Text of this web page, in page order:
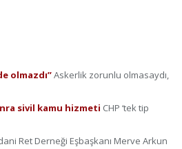
olmazdı”Askerlik zorunlu olmasaydı,
sivil kamu hizmeti CHP ‘tek tip
Ret Derneği Eşbaşkanı Merve Arkun